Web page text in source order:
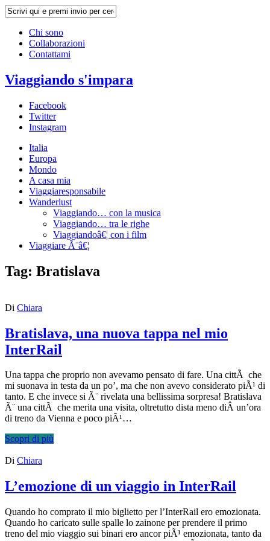
Chi sono
Collaborazioni
Contattami
Viaggiando s'impara
Facebook
Twitter
Instagram
Italia
Europa
Mondo
A casa mia
Viaggiaresponsabile
Wanderlust
Viaggiando… con la musica
Viaggiando… tra le righe
Viaggiandoâ€¦ con i film
Viaggiare Ã¨â€¦
Tag: Bratislava
Di Chiara
Bratislava, una nuova tappa nel mio
InterRail
Una tappa che proprio non avevamo pensato di fare. Una cittÃ che
mi suonava in testa da un po’, ma che non avevo considerato piÃ¹ di
tanto. E che invece si Ã¨ rivelata una bellissima sorpresa! Bratislava
Ã¨ una cittÃ che merita una visita, oltretutto dista meno diÂ un’ora
di treno da Vienna e poco piÃ¹…
Scopri di più
Di Chiara
L’emozione di un viaggio in InterRail
Quando ho comprato il mio biglietto per l’InterRail ero emozionata.
Quando ho caricato sulle spalle lo zainone per prendere il primo
treno del mio viaggio sui binari ero ancor piÃ¹ emozionata, tanto da